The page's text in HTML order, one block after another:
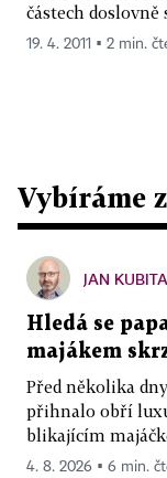
částech doslovně
19. 4. 2011 ▪ 2 min.
Vybíráme
JAN KUBITA
Hledá se
majákem
Před několika
přihnalo obří
blikajícím
4. 8. 2026 ▪ 6 min.